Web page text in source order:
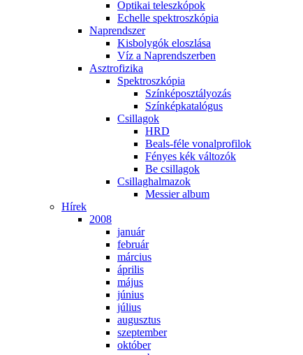
Op­ti­kai te­lesz­kó­pok
Echel­le spekt­rosz­kó­pia
Nap­rend­szer
Kis­boly­gók el­osz­lá­sa
Víz a Nap­rend­szer­ben
Aszt­ro­fi­zi­ka
Spekt­rosz­kó­pia
Szín­kép­osz­tá­lyo­zás
Szín­kép­ka­ta­ló­gus
Csil­la­gok
HRD
Be­als-fé­le vo­nal­pro­fi­lok
Fé­nyes kék vál­to­zók
Be csil­la­gok
Csil­lag­hal­ma­zok
Mes­si­er al­bum
Hí­rek
2008
ja­nu­ár
feb­ru­ár
már­ci­us
áp­ri­lis
má­jus
jú­ni­us
jú­li­us
au­gusz­tus
szep­tem­ber
ok­tó­ber